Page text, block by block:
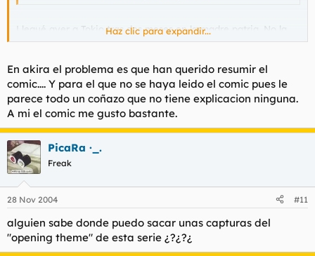
Llegué ayer a Tokio tras dos meses en la madre patria. No la
he visto aún, pero he oido buenas cosas de ella. Cuando pueda
salido hoy, me va a quitar tiempo... lo sé... lo intuyo...
A lo largo de mi vida he visto dos películas de animación
japonesas: Akira y Jin Roh. Ambas me parecieron,
parafraseando al Sr. Mori, tostones infumables de
proporciones descomunales.
¿Es todo el anime "serio" así?
Hay que saber entenderlo. Pero en el caso de Shirow, sí. "Akira"
no está mal, simplemente es como si sólo hubieran hecho "Las
Dos Torres". Te faltaría el principio y el final de la historia. "Jin
Roh" ni la he visto.
Haz clic para expandir...
En akira el problema es que han querido resumir el
comic.... Y para el que no se haya leido el comic pues le
parece todo un coñazo que no tiene explicacion ninguna.
A mi el comic me gusto bastante.
PicaRa ·_.
Freak
28 Nov 2004 #11
alguien sabe donde puedo sacar unas capturas del
"opening theme" de esta serie ¿?¿?¿